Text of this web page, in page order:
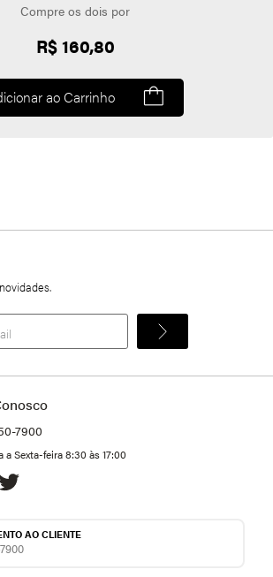
Compre os dois por
R$ 160,80
ao Carrinho
7900
a Sexta-feira 8:30 às 17:00
AO CLIENTE